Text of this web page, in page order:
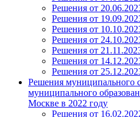
Решения от
Решения от
Решения от
Решения от
Решения от
Решения от
Решения от
Решения муниципального
муниципального
Москве в 2022 году
Решения от